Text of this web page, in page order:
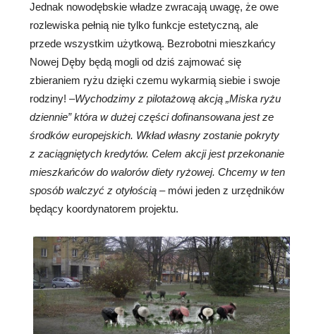
Jednak nowodębskie władze zwracają uwagę, że owe
rozlewiska pełnią nie tylko funkcje estetyczną, ale
przede wszystkim użytkową. Bezrobotni mieszkańcy
Nowej Dęby będą mogli od dziś zajmować się
zbieraniem ryżu dzięki czemu wykarmią siebie i swoje
rodziny! –Wychodzimy z pilotażową akcją „Miska ryżu
dziennie” która w dużej części dofinansowana jest ze
środków europejskich. Wkład własny zostanie pokryty
z zaciągniętych kredytów. Celem akcji jest przekonanie
mieszkańców do walorów diety ryżowej. Chcemy w ten
sposób walczyć z otyłością – mówi jeden z urzędników
będący koordynatorem projektu.